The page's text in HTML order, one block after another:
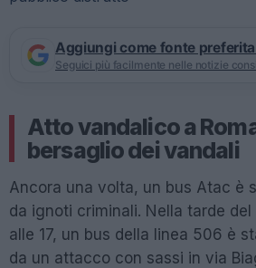
Aggiungi come fonte
Seguici più facilmente nelle notizie
Atto vandalico a
bersaglio dei vandali
Ancora una volta, un bus Atac è
da ignoti criminali. Nella tarde
alle 17, un bus della linea 506 è
da un attacco con sassi in via